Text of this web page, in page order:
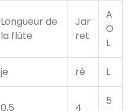
Longueur de
la flûte
Jar
ret
A
O
L
je ré L
0,5 4
5